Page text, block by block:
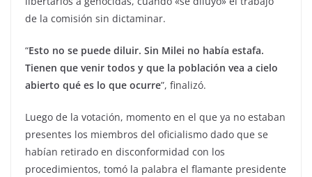
de la comisión sin dictaminar.
“Esto no se puede diluir. Sin Milei no había estafa.
Tienen que venir todos y que la población vea a cielo
abierto qué es lo que ocurre”, finalizó.
Luego de la votación, momento en el que ya no estaban
presentes los miembros del oficialismo dado que se
habían retirado en disconformidad con los
procedimientos, tomó la palabra el flamante presidente